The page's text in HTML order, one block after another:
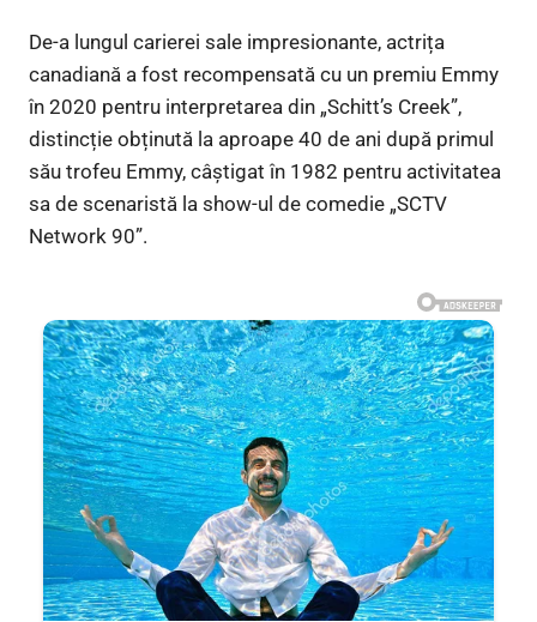
De-a lungul carierei sale impresionante, actrița
canadiană a fost recompensată cu un premiu Emmy
în 2020 pentru interpretarea din „Schitt’s Creek”,
distincție obținută la aproape 40 de ani după primul
său trofeu Emmy, câștigat în 1982 pentru activitatea
sa de scenaristă la show-ul de comedie „SCTV
Network 90”.